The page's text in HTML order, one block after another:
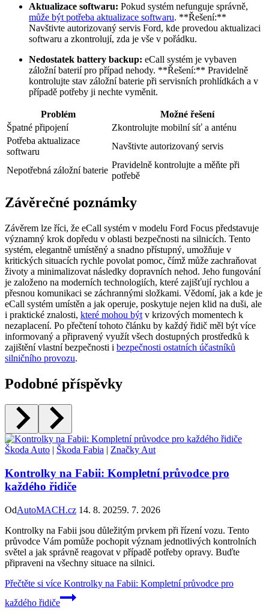
Aktualizace softwaru: Pokud systém nefunguje správně,
může být potřeba aktualizace softwaru. **Řešení:**
Navštivte autorizovaný servis Ford, kde provedou aktualizaci
softwaru a zkontrolují, zda je vše v pořádku.
Nedostatek battery backup: eCall systém je vybaven
záložní baterií pro případ nehody. **Řešení:** Pravidelně
kontrolujte stav záložní baterie při servisních prohlídkách a v
případě potřeby ji nechte vyměnit.
Problém
Možné řešení
Špatné připojení
Zkontrolujte mobilní síť a anténu
Potřeba aktualizace
softwaru
Navštivte autorizovaný servis
Nepotřebná záložní baterie
Pravidelně kontrolujte a měňte při
potřebě
Závěrečné poznámky
Závěrem lze říci, že eCall systém v modelu Ford Focus představuje
významný krok dopředu v oblasti bezpečnosti na silnicích. Tento
systém, elegantně umístěný a snadno přístupný, umožňuje v
kritických situacích rychle povolat pomoc, čímž může zachraňovat
životy a minimalizovat následky dopravních nehod. Jeho fungování
je založeno na moderních technologiích, které zajišťují rychlou a
přesnou komunikaci se záchrannými složkami. Vědomí, jak a kde je
eCall systém umístěn a jak operuje, poskytuje nejen klid na duši, ale
i praktické znalosti, které mohou být v krizových momentech k
nezaplacení. Po přečtení tohoto článku by každý řidič měl být více
informovaný a připravený využít všech dostupných prostředků k
zajištění vlastní bezpečnosti i bezpečnosti ostatních účastníků
silničního provozu.
Podobné příspěvky
Škoda Auto | Škoda Fabia | Značky Aut
Kontrolky na Fabii: Kompletní průvodce pro
každého řidiče
OdAutoMACH.cz 14. 8. 20259. 7. 2026
Kontrolky na Fabii jsou důležitým prvkem při řízení vozu. Tento
průvodce Vám pomůže pochopit význam jednotlivých kontrolních
světel a jak správně reagovat v případě potřeby opravy. Buďte
připraveni na všechny situace na silnici.
Přečtěte si více Kontrolky na Fabii: Kompletní průvodce pro
každého řidiče